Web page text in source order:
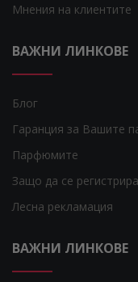
Мнения на клиентите
ВАЖНИ ЛИНКОВЕ
Блог
Гаранция за Вашите
Парфюмите
Защо да се
Лесна рекламация
ВАЖНИ ЛИНКОВЕ